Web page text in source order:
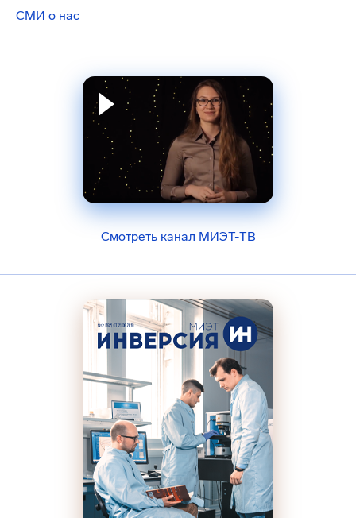
СМИ о нас
Смотреть канал МИЭТ-ТВ